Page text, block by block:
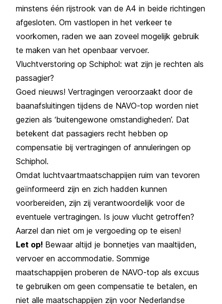
minstens één rijstrook van de A4 in beide richtingen
afgesloten. Om vastlopen in het verkeer te
voorkomen, raden we aan zoveel mogelijk gebruik
te maken van het openbaar vervoer.
Vluchtverstoring op Schiphol: wat zijn je rechten als
passagier?
Goed nieuws! Vertragingen veroorzaakt door de
baanafsluitingen tijdens de NAVO-top worden niet
gezien als ‘buitengewone omstandigheden’. Dat
betekent dat passagiers recht hebben op
compensatie bij vertragingen of annuleringen op
Schiphol.
Omdat luchtvaartmaatschappijen ruim van tevoren
geïnformeerd zijn en zich hadden kunnen
voorbereiden, zijn zij verantwoordelijk voor de
eventuele vertragingen. Is jouw vlucht getroffen?
Aarzel dan niet om je vergoeding op te eisen!
Let op! Bewaar altijd je bonnetjes van maaltijden,
vervoer en accommodatie. Sommige
maatschappijen proberen de NAVO-top als excuus
te gebruiken om geen compensatie te betalen, en
niet alle maatschappijen zijn voor Nederlandse